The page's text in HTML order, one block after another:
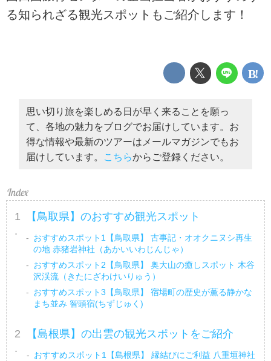
る知られざる観光スポットもご紹介します！
思い切り旅を楽しめる日が早く来ることを願っ
て、各地の魅力をブログでお届けしています。お
得な情報や最新のツアーはメールマガジンでもお
届けしています。 こちらからご登録ください。
【鳥取県】のおすすめ観光スポット
おすすめスポット1【鳥取県】 古事記・オオクニヌシ再生
の地 赤猪岩神社（あかいいわじんじゃ）
おすすめスポット2【鳥取県】 奥大山の癒しスポット 木谷
沢渓流（きたにざわけいりゅう）
おすすめスポット3【鳥取県】 宿場町の歴史が薫る静かな
まち並み 智頭宿(ちずじゅく)
【島根県】の出雲の観光スポットをご紹介
おすすめスポット1【島根県】 縁結びにご利益 八重垣神社